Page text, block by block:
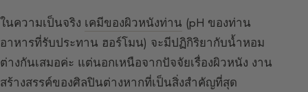
ในความเป็นจริง เคมีของผิวหนังท่าน (pH ของท่าน
อาหารที่รับประทาน ฮอร์โมน) จะมีปฏิกิริยากับน้ำหอม
ต่างกันเสมอค่ะ แต่นอกเหนือจากปัจจัยเรื่องผิวหนัง งาน
สร้างสรรค์ของศิลปินต่างหากที่เป็นสิ่งสำคัญที่สุด